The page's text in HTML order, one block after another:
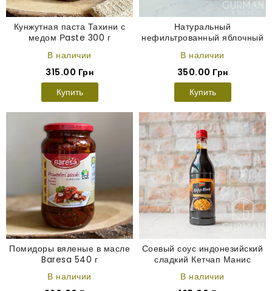
Кунжутная паста Тахини с
медом Рaste 300 г
В наличии
315.00 Грн
Купить
Натуральный
нефильтрованный яблочный
В наличии
350.00 Грн
Купить
Помидоры вяленые в масле
Baresa 540 г
В наличии
Соевый соус индонезийский
сладкий Кетчап Манис
В наличии